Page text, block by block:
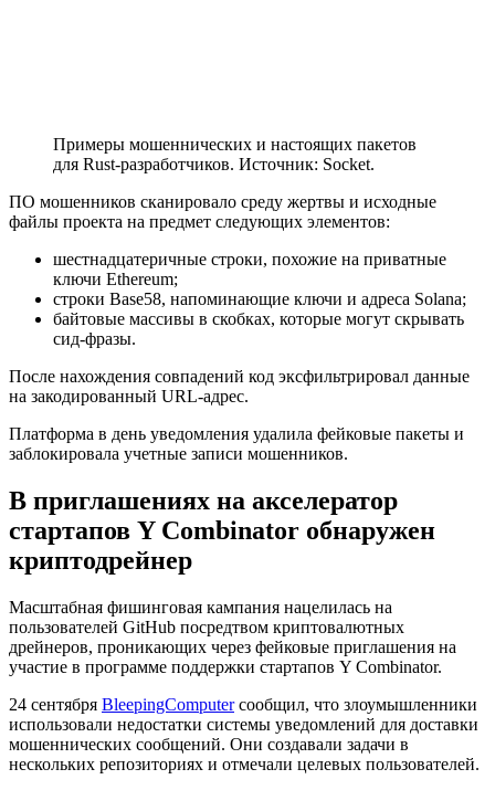
Примеры мошеннических и настоящих пакетов
для Rust-разработчиков. Источник: Socket.
ПО мошенников сканировало среду жертвы и исходные
файлы проекта на предмет следующих элементов:
шестнадцатеричные строки, похожие на приватные
ключи Ethereum;
строки Base58, напоминающие ключи и адреса Solana;
байтовые массивы в скобках, которые могут скрывать
сид-фразы.
После нахождения совпадений код эксфильтрировал данные
на закодированный URL-адрес.
Платформа в день уведомления удалила фейковые пакеты и
заблокировала учетные записи мошенников.
В приглашениях на акселератор
стартапов Y Combinator обнаружен
криптодрейнер
Масштабная фишинговая кампания нацелилась на
пользователей GitHub посредтвом криптовалютных
дрейнеров, проникающих через фейковые приглашения на
участие в программе поддержки стартапов Y Combinator.
24 сентября BleepingComputerсообщил, что злоумышленники
использовали недостатки системы уведомлений для доставки
мошеннических сообщений. Они создавали задачи в
нескольких репозиториях и отмечали целевых пользователей.